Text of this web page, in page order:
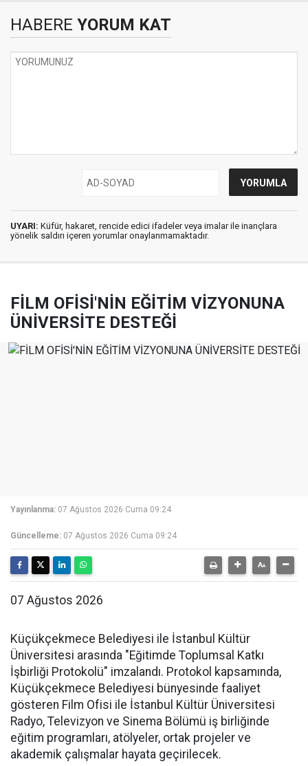
HABERE YORUM KAT
UYARI: Küfür, hakaret, rencide edici ifadeler veya imalar ile inançlara
yönelik saldırı içeren yorumlar onaylanmamaktadır.
FİLM OFİSİ'NİN EĞİTİM VİZYONUNA
ÜNİVERSİTE DESTEĞİ
Yayınlanma: 07 Ağustos 2026 Cuma 09:24
Güncelleme: 07 Ağustos 2026 Cuma 09:24
07 Ağustos 2026
Küçükçekmece Belediyesi ile İstanbul Kültür
Üniversitesi arasında "Eğitimde Toplumsal Katkı
İşbirliği Protokolü" imzalandı. Protokol kapsamında,
Küçükçekmece Belediyesi bünyesinde faaliyet
gösteren Film Ofisi ile İstanbul Kültür Üniversitesi
Radyo, Televizyon ve Sinema Bölümü iş birliğinde
eğitim programları, atölyeler, ortak projeler ve
akademik çalışmalar hayata geçirilecek.